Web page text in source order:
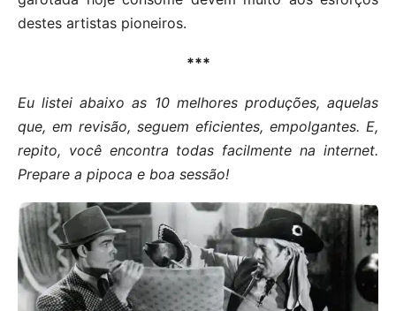
destes artistas pioneiros.
***
Eu listei abaixo as 10 melhores produções, aquelas
que, em revisão, seguem eficientes, empolgantes. E,
repito, você encontra todas facilmente na internet.
Prepare a pipoca e boa sessão!